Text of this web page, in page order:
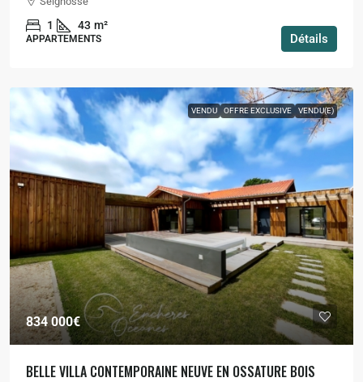
1 43 m²
APPARTEMENTS Détails
VENDU OFFRE EXCLUSIVE VENDU(E)
834 000€
BELLE VILLA CONTEMPORAINE NEUVE EN OSSATURE BOIS